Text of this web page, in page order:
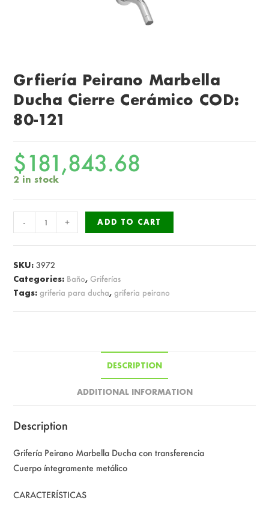
Grfiería Peirano Marbella
Ducha Cierre Cerámico COD:
80-121
$181,843.68
2 in stock
Peirano
Ducha
Cierre
Cerámico
- + ADD TO CART
SKU:3972
Categories: Baño, Griferías
Tags:griferia para ducha,griferia peirano
DESCRIPTION
ADDITIONAL INFORMATION
Description
Grifería Peirano Marbella Ducha con transferencia
Cuerpo íntegramente metálico
CARACTERÍSTICAS